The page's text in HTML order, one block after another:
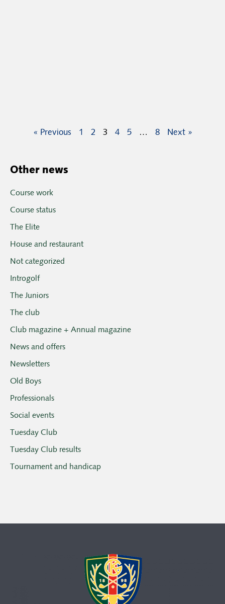
« Previous 1 2 3 4 5 … 8 Next »
Other news
Course work
Course status
The Elite
House and restaurant
Not categorized
Introgolf
The Juniors
The club
Club magazine + Annual magazine
News and offers
Newsletters
Old Boys
Professionals
Social events
Tuesday Club
Tuesday Club results
Tournament and handicap